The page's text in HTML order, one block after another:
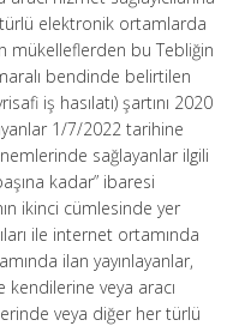
elektronik ortamlarda
mükelleflerden bu Tebliğin
bendinde belirtilen
iş hasılatı) şartını 2020
1/7/2022 tarihine
sağlayanlar ilgili
kadar” ibaresi
ikinci cümlesinde yer
ile internet ortamında
ilan yayınlayanlar,
kendilerine veya aracı
veya diğer her türlü